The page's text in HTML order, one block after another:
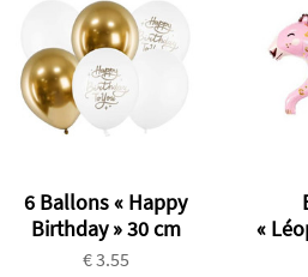
6 Ballons « Happy
Birthday » 30 cm
€ 3.55
«